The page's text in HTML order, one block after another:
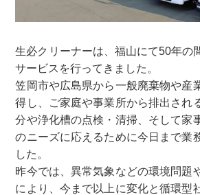
生必クリーナーは、福山にて50年の
サービスを行ってきました。
笠岡市や広島県から一般廃棄物や産
得し、ご家庭や事業所から排出され
分や浄化槽の点検・清掃、そして家
のニーズに応えるために今日まで業
した。
昨今では、異常気象などの環境問題
により、今まで以上に変化と循環型